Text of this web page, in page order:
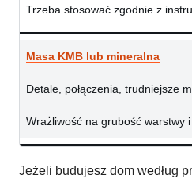
Trzeba stosować zgodnie z
Masa KMB lub mineralna
Detale, połączenia, trudniejsze
Wrażliwość na grubość warstwy
Jeżeli budujesz dom według